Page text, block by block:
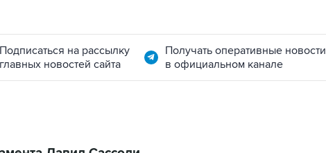
Подписаться на рассылку
главных новостей сайта
Получать оперативные новости
в официальном канале